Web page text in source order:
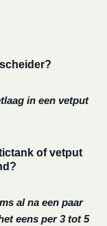
in een vetput
of vetput
al na een paar
eens per 3 tot 5